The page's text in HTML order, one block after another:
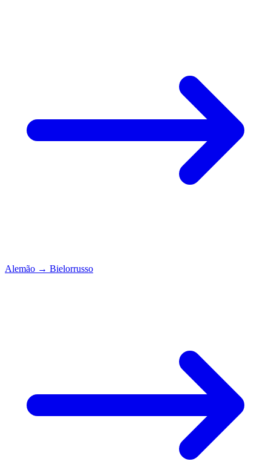
Alemão → Bielorrusso